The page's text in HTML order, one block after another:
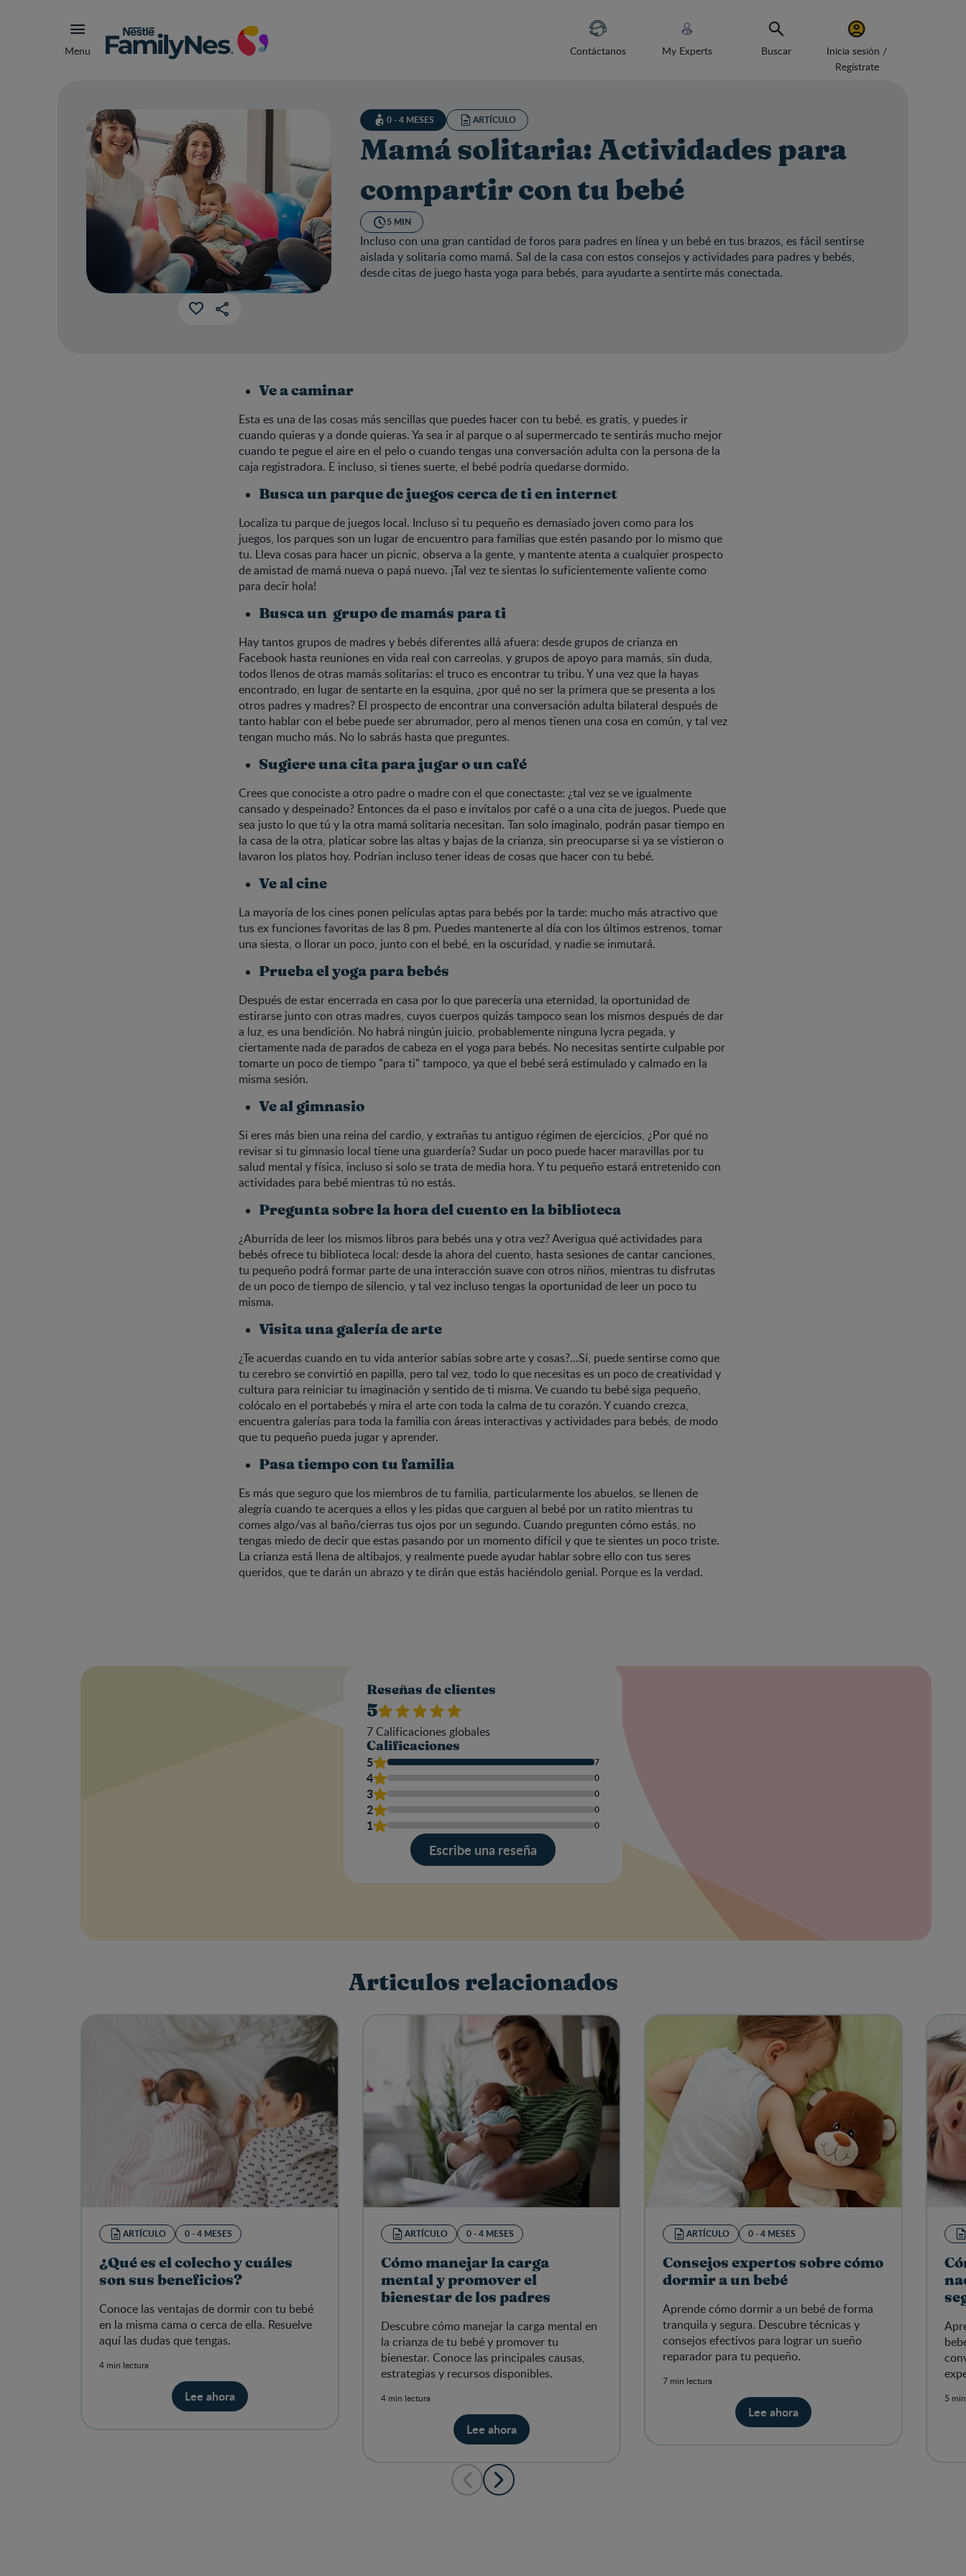
Menu Contáctanos My Experts Buscar
Inicia sesión /
Regístrate
0 - 4 MESES ARTÍCULO
Mamá solitaria: Actividades para
compartir con tu bebé
5 MIN
Incluso con una gran cantidad de foros para padres en línea y un bebé en tus brazos, es fácil sentirse
aislada y solitaria como mamá. Sal de la casa con estos consejos y actividades para padres y bebés,
desde citas de juego hasta yoga para bebés, para ayudarte a sentirte más conectada.
Ve a caminar
Esta es una de las cosas más sencillas que puedes hacer con tu bebé, es gratis, y puedes ir
cuando quieras y a donde quieras. Ya sea ir al parque o al supermercado te sentirás mucho mejor
cuando te pegue el aire en el pelo o cuando tengas una conversación adulta con la persona de la
caja registradora. E incluso, si tienes suerte, el bebé podría quedarse dormido.
Busca un parque de juegos cerca de ti en internet
Localiza tu parque de juegos local. Incluso si tu pequeño es demasiado joven como para los
juegos, los parques son un lugar de encuentro para familias que estén pasando por lo mismo que
tu. Lleva cosas para hacer un picnic, observa a la gente, y mantente atenta a cualquier prospecto
de amistad de mamá nueva o papá nuevo. ¡Tal vez te sientas lo suficientemente valiente como
para decir hola!
Busca un grupo de mamás para ti
Hay tantos grupos de madres y bebés diferentes allá afuera: desde grupos de crianza en
Facebook hasta reuniones en vida real con carreolas, y grupos de apoyo para mamás, sin duda,
todos llenos de otras mamás solitarias: el truco es encontrar tu tribu. Y una vez que la hayas
encontrado, en lugar de sentarte en la esquina, ¿por qué no ser la primera que se presenta a los
otros padres y madres? El prospecto de encontrar una conversación adulta bilateral después de
tanto hablar con el bebe puede ser abrumador, pero al menos tienen una cosa en común, y tal vez
tengan mucho más. No lo sabrás hasta que preguntes.
Sugiere una cita para jugar o un café
Crees que conociste a otro padre o madre con el que conectaste: ¿tal vez se ve igualmente
cansado y despeinado? Entonces da el paso e invítalos por café o a una cita de juegos. Puede que
sea justo lo que tú y la otra mamá solitaria necesitan. Tan solo imaginalo, podrán pasar tiempo en
la casa de la otra, platicar sobre las altas y bajas de la crianza, sin preocuparse si ya se vistieron o
lavaron los platos hoy. Podrían incluso tener ideas de cosas que hacer con tu bebé.
Ve al cine
La mayoría de los cines ponen películas aptas para bebés por la tarde: mucho más atractivo que
tus ex funciones favoritas de las 8 pm. Puedes mantenerte al día con los últimos estrenos, tomar
una siesta, o llorar un poco, junto con el bebé, en la oscuridad, y nadie se inmutará.
Prueba el yoga para bebés
Después de estar encerrada en casa por lo que parecería una eternidad, la oportunidad de
estirarse junto con otras madres, cuyos cuerpos quizás tampoco sean los mismos después de dar
a luz, es una bendición. No habrá ningún juicio, probablemente ninguna lycra pegada, y
ciertamente nada de parados de cabeza en el yoga para bebés. No necesitas sentirte culpable por
tomarte un poco de tiempo "para ti" tampoco, ya que el bebé será estimulado y calmado en la
misma sesión.
Ve al gimnasio
Si eres más bien una reina del cardio, y extrañas tu antiguo régimen de ejercicios, ¿Por qué no
revisar si tu gimnasio local tiene una guardería? Sudar un poco puede hacer maravillas por tu
salud mental y física, incluso si solo se trata de media hora. Y tu pequeño estará entretenido con
actividades para bebé mientras tú no estás.
Pregunta sobre la hora del cuento en la biblioteca
¿Aburrida de leer los mismos libros para bebés una y otra vez? Averigua qué actividades para
bebés ofrece tu biblioteca local: desde la ahora del cuento, hasta sesiones de cantar canciones,
tu pequeño podrá formar parte de una interacción suave con otros niños, mientras tu disfrutas
de un poco de tiempo de silencio, y tal vez incluso tengas la oportunidad de leer un poco tu
misma.
Visita una galería de arte
¿Te acuerdas cuando en tu vida anterior sabías sobre arte y cosas?...Sí, puede sentirse como que
tu cerebro se convirtió en papilla, pero tal vez, todo lo que necesitas es un poco de creatividad y
cultura para reiniciar tu imaginación y sentido de ti misma. Ve cuando tu bebé siga pequeño,
colócalo en el portabebés y mira el arte con toda la calma de tu corazón. Y cuando crezca,
encuentra galerías para toda la familia con áreas interactivas y actividades para bebés, de modo
que tu pequeño pueda jugar y aprender.
Pasa tiempo con tu familia
Es más que seguro que los miembros de tu familia, particularmente los abuelos, se llenen de
alegría cuando te acerques a ellos y les pidas que carguen al bebé por un ratito mientras tu
comes algo/vas al baño/cierras tus ojos por un segundo. Cuando pregunten cómo estás, no
tengas miedo de decir que estas pasando por un momento difícil y que te sientes un poco triste.
La crianza está llena de altibajos, y realmente puede ayudar hablar sobre ello con tus seres
queridos, que te darán un abrazo y te dirán que estás haciéndolo genial. Porque es la verdad.
Reseñas de clientes
5
7Calificaciones globales
Calificaciones
5 7
4 0
3 0
2 0
1 0
Escribe una reseña
reseña
Articulos relacionados
ARTÍCULO 0 - 4 MESES
¿Qué es el colecho y cuáles
son sus beneficios?
Conoce las ventajas de dormir con tu bebé
en la misma cama o cerca de ella. Resuelve
aquí las dudas que tengas.
4 min lectura
Lee ahora
ARTÍCULO 0 - 4 MESES
Cómo manejar la carga
mental y promover el
bienestar de los padres
Descubre cómo manejar la carga mental en
la crianza de tu bebé y promover tu
bienestar. Conoce las principales causas,
estrategias y recursos disponibles.
4 min lectura
Lee ahora
ARTÍCULO 0 - 4 MESES
Consejos expertos sobre cómo
dormir a un bebé
Aprende cómo dormir a un bebé de forma
tranquila y segura. Descubre técnicas y
consejos efectivos para lograr un sueño
reparador para tu pequeño.
7 min lectura
Lee ahora
5